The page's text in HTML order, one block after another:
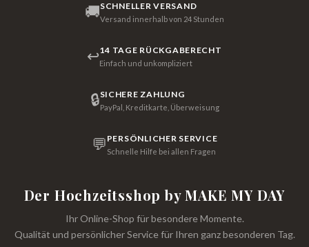
🚚SCHNELLER VERSAND
Versand innerhalb von 24 Stunden
↩14 TAGE RÜCKGABERECHT
Einfach und unkompliziert
🔒SICHERE ZAHLUNG
PayPal, Kreditkarte, Überweisung
💬 PERSÖNLICHER SERVICE
Schnelle Hilfe bei allen Fragen
Der Hochzeitsshop by MAKE MY DAY
Ihr Online-Shop für besondere Momente.
Qualität und persönlicher Service für Ihren ganz besonderen Tag.